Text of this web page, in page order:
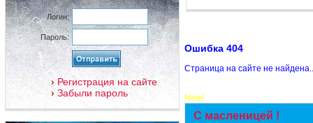
Логин:
Пароль:
Регистрация на сайте
Забыли пароль
Ошибка 404
Страница на сайте не
New!
С масленицей !